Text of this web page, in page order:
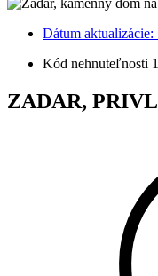
Dátum aktualizácie:
Kód nehnuteľnosti
ZADAR,